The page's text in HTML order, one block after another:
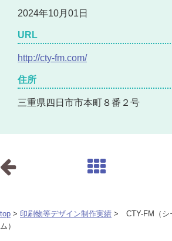
2024年10月01日
URL
http://cty-fm.com/
住所
三重県四日市市本町８番２号
top > 印刷物等デザイン制作実績 > CTY-FM（シ
ム）